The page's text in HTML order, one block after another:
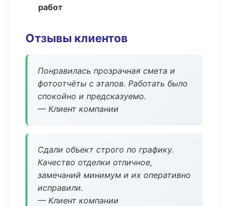
работ
Отзывы клиентов
Понравилась прозрачная смета и
фотоотчёты с этапов. Работать было
спокойно и предсказуемо.
— Клиент компании
Сдали объект строго по графику.
Качество отделки отличное,
замечаний минимум и их оперативно
исправили.
— Клиент компании